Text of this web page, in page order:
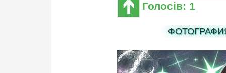
Голосів: 1